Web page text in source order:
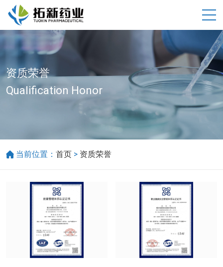
资质荣誉
Qualification Honor
当前位置： 首页 > 资质荣誉